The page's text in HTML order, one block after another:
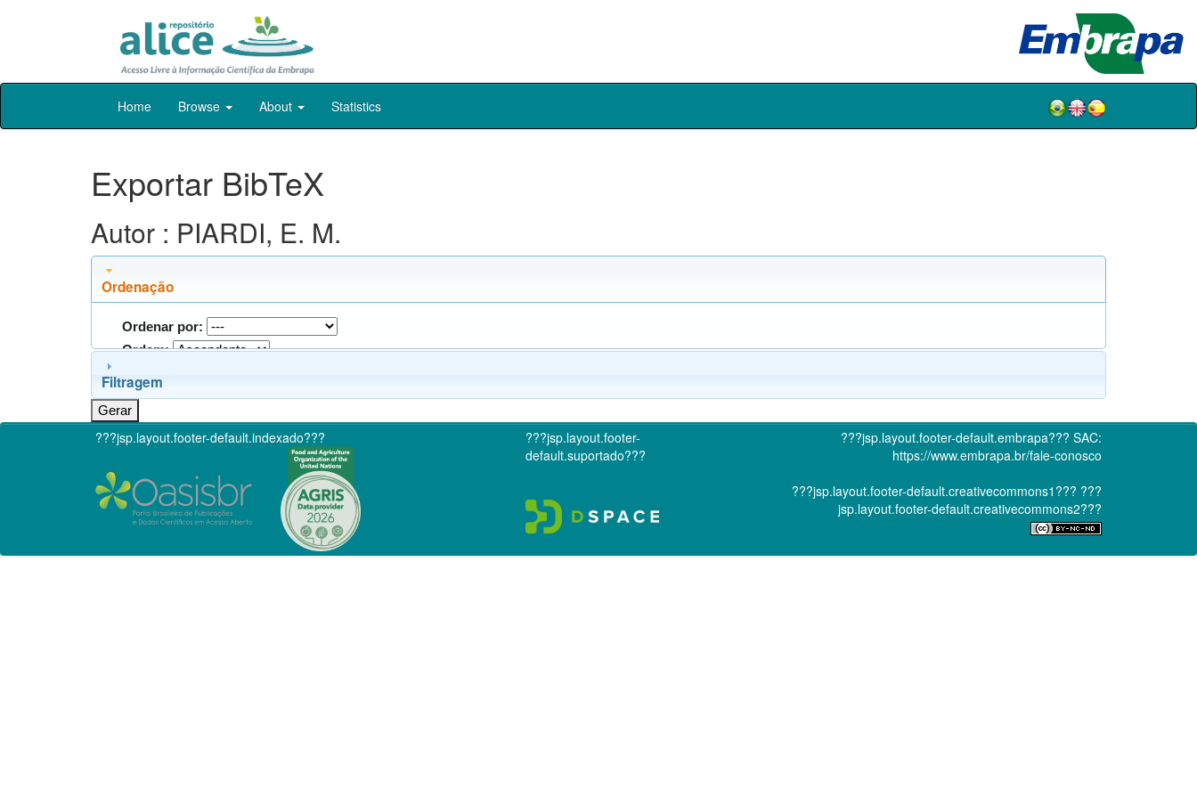
Skip
Home Browse About Statistics
Exportar BibTeX
Autor : PIARDI, E. M.
Ordenação
Ordenar por:
Ordem:
Filtragem
???jsp.layout.footer-default.indexado???
???jsp.layout.footer-
default.suportado???
???jsp.layout.footer-default.embrapa??? SAC:
https://www.embrapa.br/fale-conosco
???jsp.layout.footer-default.creativecommons1??? ???
jsp.layout.footer-default.creativecommons2???